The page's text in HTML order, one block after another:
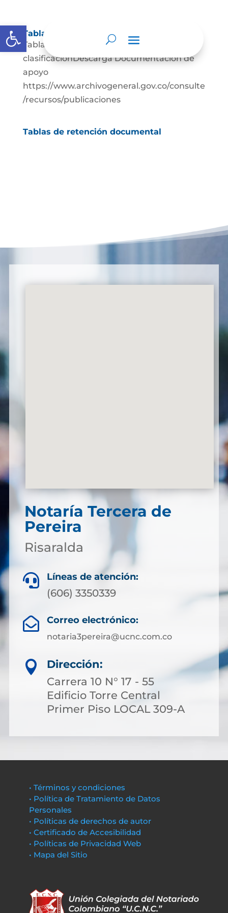
Abrir barra de herramientas
Tablas de retención documental
Tablas-de-retencionDescarga Cuadros-de-
clasificacionDescarga Documentación de
apoyo
https://www.archivogeneral.gov.co/consulte
/recursos/publicaciones
Tablas de retención documental
Notaría Tercera de
Pereira
Risaralda
 Líneas de atención:
(606) 3350339
 Correo electrónico:
notaria3pereira@ucnc.com.co

Dirección:
Carrera 10 N° 17 - 55
Edificio Torre Central
Primer Piso LOCAL 309-A
• Términos y condiciones
• Política de Tratamiento de Datos
Personales
• Políticas de derechos de autor
• Certificado de Accesibilidad
• Políticas de Privacidad Web
• Mapa del Sitio